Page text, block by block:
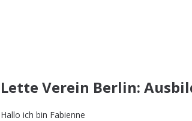
Lette Verein Berlin:
Hallo ich bin Fabienne